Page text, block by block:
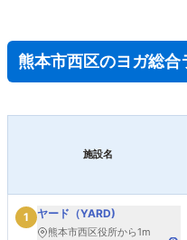
熊本市西区のヨガ総合
施設名
1 ヤード（YARD)
熊本市西区役所から1m